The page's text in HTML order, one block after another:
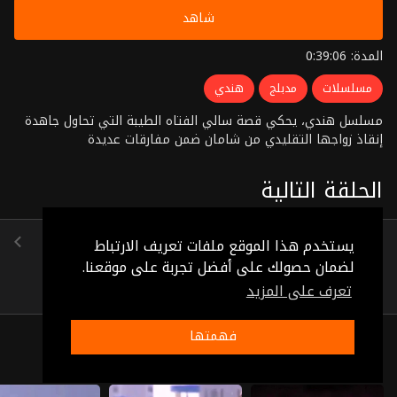
يستخدم هذا الموقع ملفات تعريف الارتباط
لضمان حصولك على أفضل تجربة على موقعنا.
تعرف على المزيد
فهمتها
شاهد
المدة: 0:39:06
مسلسلات مدبلج هندي
مسلسل هندي، يحكي قصة سالي الفتاه الطيبة التي تحاول جاهدة
إنقاذ زواجها التقليدي من شامان ضمن مفارقات عديدة
الحلقة التالية
الحلقة 28
(0:38:33)
ذات صلة